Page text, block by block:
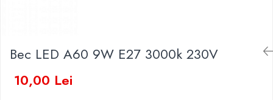
Lanterne
Kit-uri vlogging
Bec LED A60 9W E27 3000k 230V
10,00 Lei